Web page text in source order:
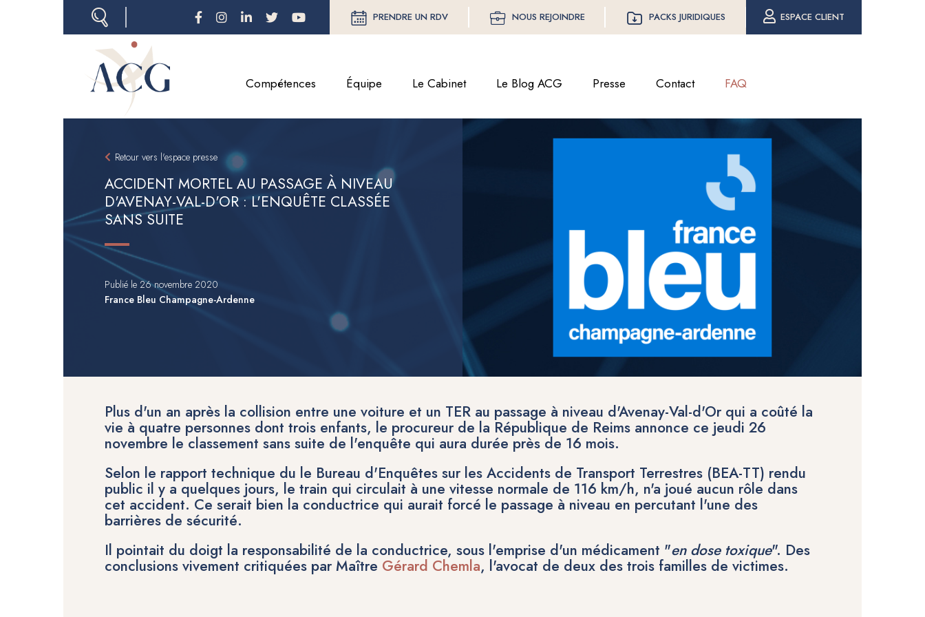
PRENDRE UN RDV NOUS REJOINDRE PACKS JURIDIQUES ESPACE CLIENT
Compétences Équipe Le Cabinet Le Blog ACG Presse Contact FAQ
Retour vers l'espace presse
ACCIDENT MORTEL AU PASSAGE À NIVEAU
D'AVENAY-VAL-D'OR : L'ENQUÊTE CLASSÉE
SANS SUITE
Publié le 26 novembre 2020
France Bleu Champagne-Ardenne
Plus d'un an après la collision entre une voiture et un TER au passage à niveau d'Avenay-Val-d'Or qui a coûté la
vie à quatre personnes dont trois enfants, le procureur de la République de Reims annonce ce jeudi 26
novembre le classement sans suite de l'enquête qui aura durée près de 16 mois.
Selon le rapport technique du le Bureau d'Enquêtes sur les Accidents de Transport Terrestres (BEA-TT) rendu
public il y a quelques jours, le train qui circulait à une vitesse normale de 116 km/h, n'a joué aucun rôle dans
cet accident. Ce serait bien la conductrice qui aurait forcé le passage à niveau en percutant l'une des
barrières de sécurité.
Il pointait du doigt la responsabilité de la conductrice, sous l'emprise d'un médicament "en dose toxique". Des
conclusions vivement critiquées par Maître Gérard Chemla, l'avocat de deux des trois familles de victimes.